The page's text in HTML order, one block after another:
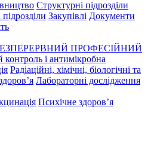
Структурні підрозділи
Закупівлі Документи
ПРОФЕСІЙНИЙ
контроль і антимікробна
Радіаційні, хімічні, біологічні та
Лабораторні дослідження
Психічне здоров’я